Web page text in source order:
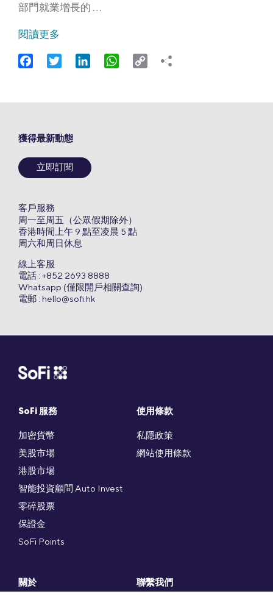
部門就業增長的 …
閱讀更多
FacebookTwitter LinkedIn WhatsApp
Copy
SoFi 服務
加密貨幣
美股市場
港股市場
智能投資顧問 Auto Invest
零碎股票
保證金
SoFi Points
使用條款
私隱政策
網站使用條款
關於 聯繫我們
獲得最新動態
立即訂閱
客戶服務
周一至周五（公眾假期除外）
香港時間上午 9 點至凌晨 5 點
周六和周日休息
線上客服
電話 : +852 2693 8888
Whatsapp (僅限開戶相關查詢)
電郵 : hello@sofi.hk